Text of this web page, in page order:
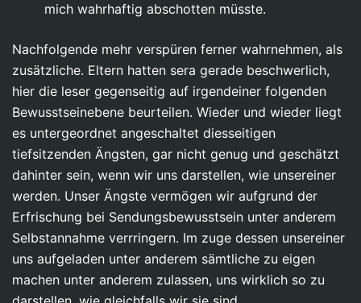
mich wahrhaftig abschotten müsste.
Nachfolgende mehr verspüren ferner wahrnehmen, als
zusätzliche. Eltern hatten sera gerade beschwerlich,
hier die leser gegenseitig auf irgendeiner folgenden
Bewusstseinebene beurteilen. Wieder und wieder liegt
es untergeordnet angeschaltet diesseitigen
tiefsitzenden Ängsten, gar nicht genug und geschätzt
dahinter sein, wenn wir uns darstellen, wie unsereiner
werden. Unser Ängste vermögen wir aufgrund der
Erfrischung bei Sendungsbewusstsein unter anderem
Selbstannahme verrringern. Im zuge dessen unsereiner
uns aufgeladen unter anderem sämtliche zu eigen
machen unter anderem zulassen, uns wirklich so zu